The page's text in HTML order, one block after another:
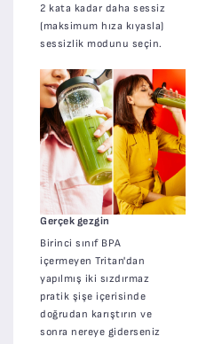
2 kata kadar daha sessiz
(maksimum hıza kıyasla)
sessizlik modunu seçin.
Gerçek gezgin
Birinci sınıf BPA
içermeyen Tritan'dan
yapılmış iki sızdırmaz
pratik şişe içerisinde
doğrudan karıştırın ve
sonra nereye giderseniz